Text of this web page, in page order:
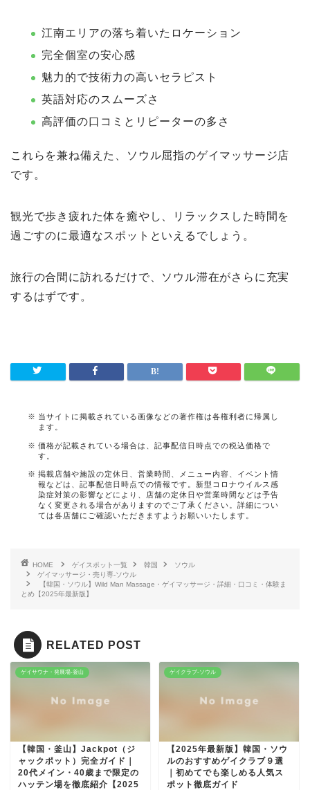
江南エリアの落ち着いたロケーション
完全個室の安心感
魅力的で技術力の高いセラピスト
英語対応のスムーズさ
高評価の口コミとリピーターの多さ
これらを兼ね備えた、ソウル屈指のゲイマッサージ店
です。
観光で歩き疲れた体を癒やし、リラックスした時間を
過ごすのに最適なスポットといえるでしょう。
旅行の合間に訪れるだけで、ソウル滞在がさらに充実
するはずです。
当サイトに掲載されている画像などの著作権は各権利者に帰属し
ます。
価格が記載されている場合は、記事配信日時点での税込価格で
す。
掲載店舗や施設の定休日、営業時間、メニュー内容、イベント情
報などは、記事配信日時点での情報です。新型コロナウイルス感
染症対策の影響などにより、店舗の定休日や営業時間などは予告
なく変更される場合がありますのでご了承ください。詳細につい
ては各店舗にご確認いただきますようお願いいたします。
HOME ゲイスポット一覧 韓国
ソウル
ゲイマッサージ・売り専-ソウル
【韓国・ソウル】Wild Man Massage・ゲイマッサージ・詳細・口コミ・体験ま
とめ【2025年最新版】
RELATED POST
ゲイサウナ・発展場-釜山
【韓国・釜山】Jackpot（ジ
ャックポット）完全ガイド｜
20代メイン・40歳まで限定の
ハッテン場を徹底紹介【2025
ゲイクラブ-ソウル
【2025年最新版】韓国・ソウ
ルのおすすめゲイクラブ９選
｜初めてでも楽しめる人気ス
ポット徹底ガイド